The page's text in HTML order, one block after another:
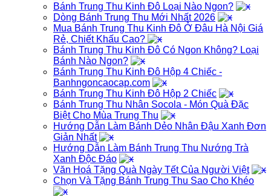
Bánh Trung Thu Kinh Đô Loại Nào Ngon?
Dòng Bánh Trung Thu Mới Nhất 2026
Mua Bánh Trung Thu Kinh Đô Ở Đâu Hà Nội Giá
Rẻ, Chiết Khấu Cao?
Bánh Trung Thu Kinh Đô Có Ngon Không? Loại
Bánh Nào Ngon?
Bánh Trung Thu Kinh Đô Hộp 4 Chiếc -
Banhngoncaocap.com
Bánh Trung Thu Kinh Đô Hộp 2 Chiếc
Bánh Trung Thu Nhân Socola - Món Quà Đặc
Biệt Cho Mùa Trung Thu
Hướng Dẫn Làm Bánh Dẻo Nhân Đậu Xanh Đơn
Giản Nhất
Hướng Dẫn Làm Bánh Trung Thu Nướng Trà
Xanh Độc Đáo
Văn Hoá Tặng Quà Ngày Tết Của Người Việt
Chọn Và Tặng Bánh Trung Thu Sao Cho Khéo